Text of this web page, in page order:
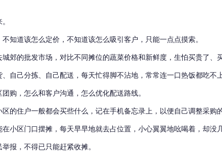
知道该怎么定价，不知道该怎么吸引客户，只能一点点摸索。
郊的批发市场，对比不同摊位的蔬菜价格和新鲜度，生怕买贵了、买
自己分拣、自己配送，每天忙得脚不沾地，常常连一口热饭都吃不上
购，怎么和客户沟通，怎么优化配送路线。
的住户一般都会买些什么，记在手机备忘录上，以便自己调整采购的
小区门口摆摊，每天早早地就去占位置，小心翼翼地吆喝着，却没
报，不得已只能赶紧收摊。